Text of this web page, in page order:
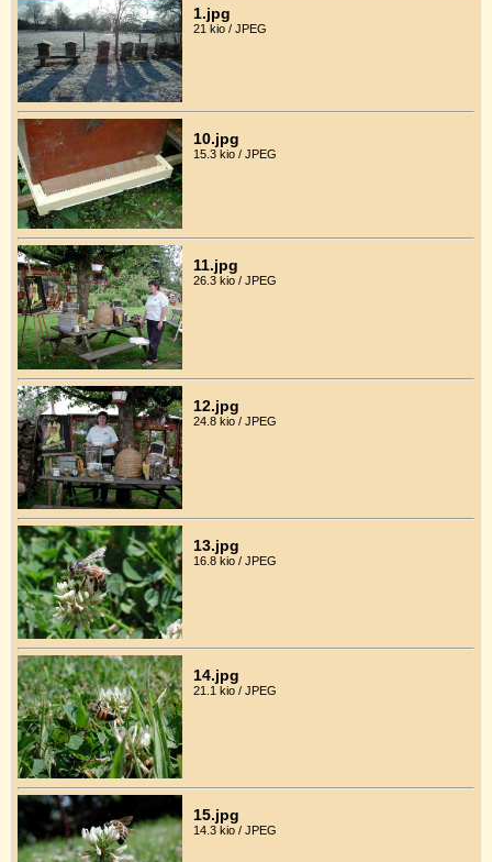
1.jpg
21 kio / JPEG
10.jpg
15.3 kio / JPEG
11.jpg
26.3 kio / JPEG
12.jpg
24.8 kio / JPEG
13.jpg
16.8 kio / JPEG
14.jpg
21.1 kio / JPEG
15.jpg
14.3 kio / JPEG